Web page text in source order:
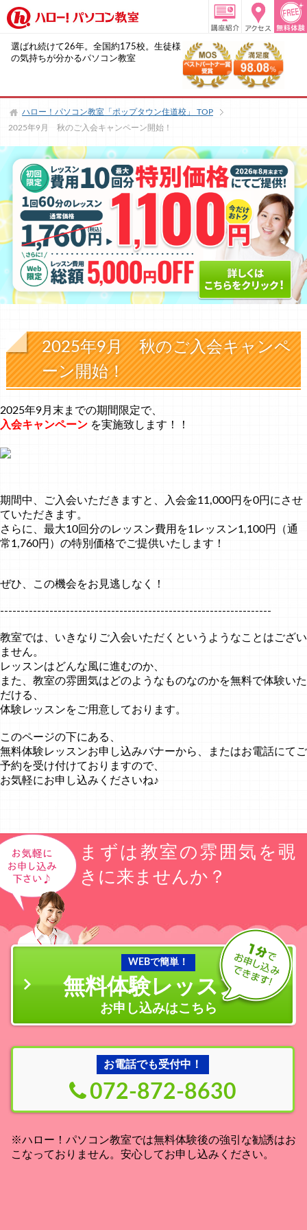
選ばれ続けて26年。全国約175校。生徒様
の気持ちが分かるパソコン教室
ハロー！パソコン教室「ポップタウン住道校」
TOP
2025年9月 秋のご入会キャンペーン開始！
2025年9月 秋のご入会キャンペ
ーン開始！
2025年9月末までの期間限定で、
入会キャンペーン を実施致します！！
期間中、ご入会いただきますと、入会金11,000円を0円にさせ
ていただきます。
さらに、最大10回分のレッスン費用を1レッスン1,100円（通
常1,760円）の特別価格でご提供いたします！
ぜひ、この機会をお見逃しなく！
------------------------------------------------------------------
教室では、いきなりご入会いただくというようなことはござい
ません。
レッスンはどんな風に進むのか、
また、教室の雰囲気はどのようなものなのかを無料で体験いた
だける、
体験レッスンをご用意しております。
このページの下にある、
無料体験レッスンお申し込みバナーから、またはお電話にてご
予約を受け付けておりますので、
お気軽にお申し込みくださいね♪
まずは教室の雰囲気を覗
きに来ませんか？
WEBで簡単！
無料体験レッスン
お申し込みはこちら
お電話でも受付中！
072-872-8630
※ハロー！パソコン教室では無料体験後の強引な勧誘はお
こなっておりません。安心してお申し込みください。